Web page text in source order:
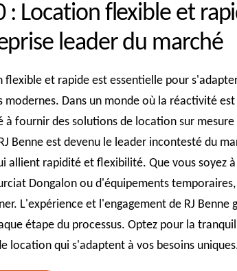
: Location flexible et
leader du marché
flexible et rapide est essentielle pour
modernes. Dans un monde où la réactivité est
à fournir des solutions de location sur
Benne est devenu le leader incontesté du
allient rapidité et flexibilité. Que vous soyez
Dongalon ou d'équipements
L'expérience et l'engagement de RJ
étape du processus. Optez pour la
location qui s'adaptent à vos besoins